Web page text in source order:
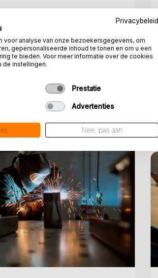
VACATURE
Privacybeleid
voor analyse van onze bezoekersgegevens, om
gepersonaliseerde inhoud te tonen en om u een
te bieden. Voor meer informatie over de cookies
de instellingen.
Prestatie
Advertenties
Nee, pas aan